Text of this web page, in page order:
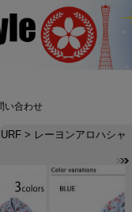
い合わせ
> レーヨンアロハシャ